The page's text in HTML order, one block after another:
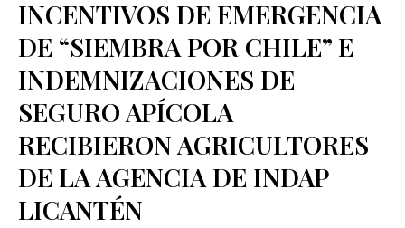
INCENTIVOS DE EMERGENCIA
DE “SIEMBRA POR CHILE” E
INDEMNIZACIONES DE
SEGURO APÍCOLA
RECIBIERON AGRICULTORES
DE LA AGENCIA DE INDAP
LICANTÉN